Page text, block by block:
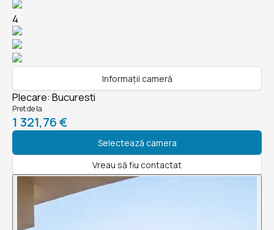
4
Informații cameră
Plecare: Bucuresti
Pret de la
1 321,76 €
Selectează camera
Vreau să fiu contactat